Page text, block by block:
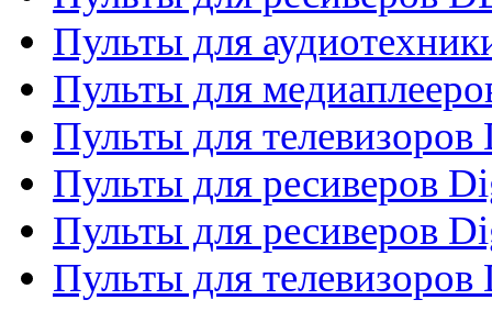
Пульты для
Пульты для
Пульты для телевизоров
Пульты для ресиверов
Пульты для ресиверов
Пульты для